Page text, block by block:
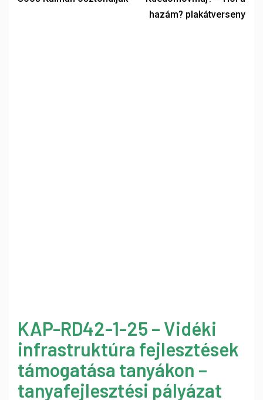
hazám? plakátverseny
KAP-RD42-1-25 – Vidéki
infrastruktúra fejlesztések
támogatása tanyákon –
tanyafejlesztési pályázat